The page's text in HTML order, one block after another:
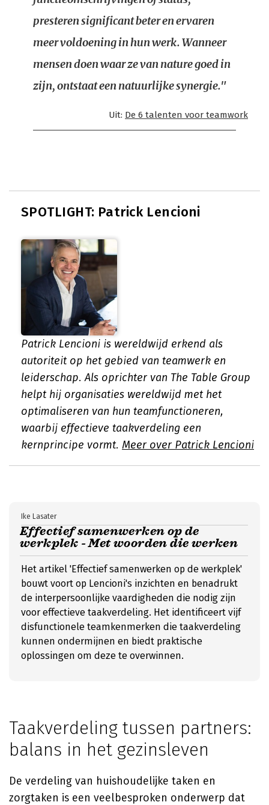
presteren significant beter en ervaren
meer voldoening in hun werk. Wanneer
mensen doen waar ze van nature goed in
zijn, ontstaat een natuurlijke synergie."
Uit: De 6 talenten voor teamwork
SPOTLIGHT: Patrick Lencioni
Patrick Lencioni is wereldwijd erkend als
autoriteit op het gebied van teamwerk en
leiderschap. Als oprichter van The Table Group
helpt hij organisaties wereldwijd met het
optimaliseren van hun teamfunctioneren,
waarbij effectieve taakverdeling een
kernprincipe vormt. Meer over Patrick Lencioni
Effectief samenwerken op de
werkplek - Met woorden die werken
Ike Lasater
Het artikel 'Effectief samenwerken op de werkplek'
bouwt voort op Lencioni's inzichten en benadrukt
de interpersoonlijke vaardigheden die nodig zijn
voor effectieve taakverdeling. Het identificeert vijf
disfunctionele teamkenmerken die taakverdeling
kunnen ondermijnen en biedt praktische
oplossingen om deze te overwinnen.
Taakverdeling tussen partners:
balans in het gezinsleven
De verdeling van huishoudelijke taken en
zorgtaken is een veelbesproken onderwerp dat